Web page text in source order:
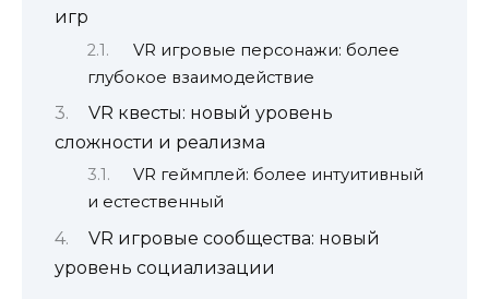
игр
VR игровые персонажи: более
глубокое взаимодействие
VR квесты: новый уровень
сложности и реализма
VR геймплей: более интуитивный
и естественный
VR игровые сообщества: новый
уровень социализации